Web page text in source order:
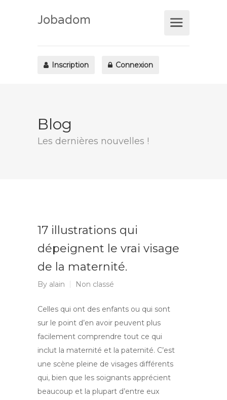
Jobadom
Inscription Connexion
Blog
Les dernières nouvelles !
17 illustrations qui
dépeignent le vrai visage
de la maternité.
By alain Non classé
Celles qui ont des enfants ou qui sont
sur le point d’en avoir peuvent plus
facilement comprendre tout ce qui
inclut la maternité et la paternité. C’est
une scène pleine de visages différents
qui, bien que les soignants apprécient
beaucoup et la plupart d’entre eux